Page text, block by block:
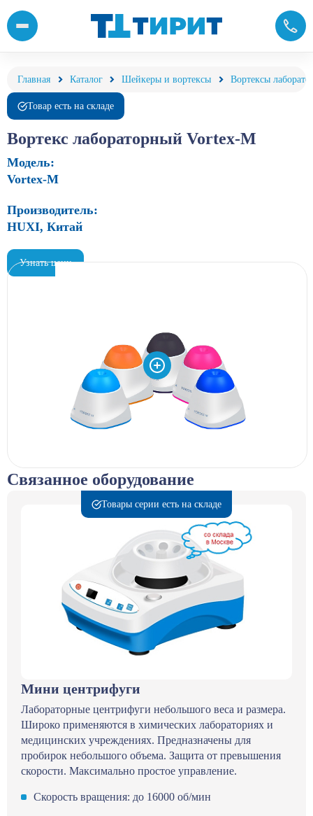
Главная Каталог Шейкеры и вортексы Вортексы
Товар есть на складе
Вортекс лабораторный Vortex-M
Модель:
Vortex-M
Производитель:
HUXI, Китай
Узнать цену
Связанное оборудование
Товары серии есть на складе
Мини центрифуги
Лабораторные центрифуги небольшого веса и размера.
Широко применяются в химических лабораториях и
медицинских учреждениях. Предназначены для
пробирок небольшого объема. Защита от превышения
скорости. Максимально простое управление.
Скорость вращения: до 16000 об/мин